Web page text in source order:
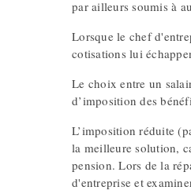
par ailleurs soumis à
Lorsque le chef
cotisations lui
Le choix entre un
d’imposition des
L’imposition réduite
la meilleure solution,
pension. Lors de la
d'entreprise et